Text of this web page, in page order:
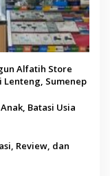
Alfatih Store
Lenteng, Sumenep
Batasi Usia
Review, dan